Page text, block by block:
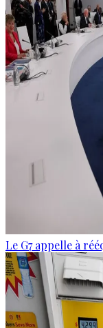
Le G7 appelle à